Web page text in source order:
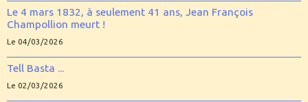
Le 4 mars 1832, à seulement 41 ans, Jean François
Champollion meurt !
Le 04/03/2026
Tell Basta ...
Le 02/03/2026